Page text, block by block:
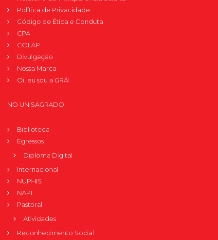
Política de Privacidade
Código de Ética e Conduta
CPA
COLAP
Divulgação
Nossa Marca
Oi, eu sou a GRÁ!
NO UNISAGRADO
Biblioteca
Egressos
Diploma Digital
Internacional
NUPHIS
NAPI
Pastoral
Atividades
Reconhecimento Social